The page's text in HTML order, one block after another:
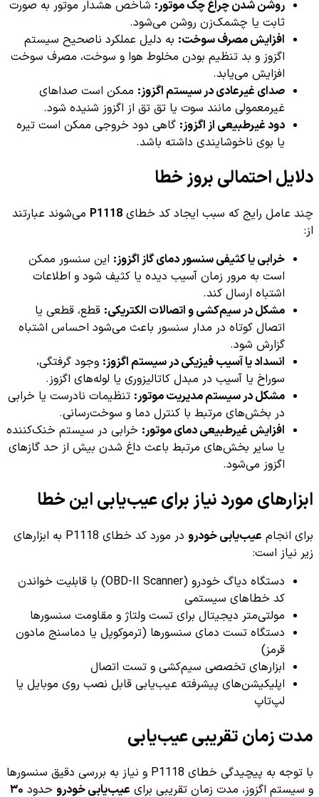
روشن شدن چراغ چک موتور: شاخص هشدار موتور به صورت
ثابت یا چشمک‌زن روشن می‌شود.
افزایش مصرف سوخت: به دلیل عملکرد ناصحیح سیستم
اگزوز و بد تنظیم بودن مخلوط هوا و سوخت، مصرف سوخت
افزایش می‌یابد.
صدای غیرعادی در سیستم اگزوز: ممکن است صداهای
غیرمعمولی مانند سوت یا تق تق از اگزوز شنیده شود.
دود غیرطبیعی از اگزوز: گاهی دود خروجی ممکن است تیره
یا بوی ناخوشایندی داشته باشد.
دلایل احتمالی بروز خطا
چند عامل رایج که سبب ایجاد کد خطای P1118 می‌شوند عبارتند
از:
خرابی یا کثیفی سنسور دمای گاز اگزوز: این سنسور ممکن
است به مرور زمان آسیب دیده یا کثیف شود و اطلاعات
اشتباه ارسال کند.
مشکل در سیم‌کشی و اتصالات الکتریکی: قطع، قطعی یا
اتصال کوتاه در مدار سنسور باعث می‌شود احساس اشتباه
گزارش شود.
انسداد یا آسیب فیزیکی در سیستم اگزوز: وجود گرفتگی،
سوراخ یا آسیب در مبدل کاتالیزوری یا لوله‌های اگزوز.
مشکل در سیستم مدیریت موتور: تنظیمات نادرست یا خرابی
در بخش‌های مرتبط با کنترل دما و سوخت‌رسانی.
افزایش غیرطبیعی دمای موتور: خرابی در سیستم خنک‌کننده
یا سایر بخش‌های مرتبط باعث داغ شدن بیش از حد گازهای
اگزوز می‌شود.
ابزارهای مورد نیاز برای عیب‌یابی این خطا
برای انجام عیب‌یابی خودرو
در مورد کد خطای P1118 به ابزارهای
زیر نیاز است:
دستگاه دیاگ خودرو (OBD-II Scanner) با قابلیت خواندن
کد خطاهای سیستمی
مولتی‌متر دیجیتال برای تست ولتاژ و مقاومت سنسورها
دستگاه تست دمای سنسورها (ترموکوپل یا دماسنج مادون
قرمز)
ابزارهای تخصصی سیم‌کشی و تست اتصال
اپلیکیشن‌های پیشرفته عیب‌یابی قابل نصب روی موبایل یا
لپ‌تاپ
مدت زمان تقریبی عیب‌یابی
با توجه به پیچیدگی خطای P1118 و نیاز به بررسی دقیق سنسورها
و سیستم اگزوز، مدت زمان تقریبی برای عیب‌یابی خودرو حدود ۳۰